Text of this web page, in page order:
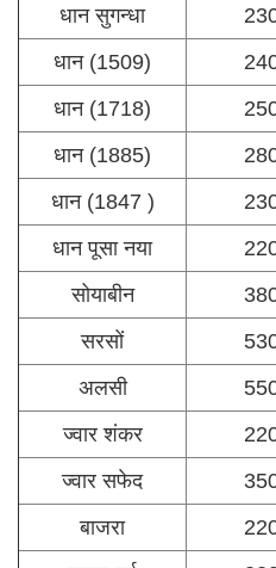
धान सुगन्धा
धान (1509)
धान (1718)
धान (1885)
धान (1847 )
धान पूसा नया
सोयाबीन
सरसों
अलसी
ज्वार शंकर
ज्वार सफेद
बाजरा